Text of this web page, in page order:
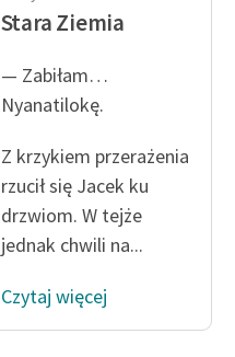
Stara Ziemia
— Zabiłam…
Nyanatilokę.
Z krzykiem przerażenia
rzucił się Jacek ku
drzwiom. W tejże
jednak chwili na...
Czytaj więcej